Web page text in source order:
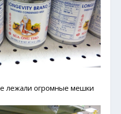
лежали огромные мешки